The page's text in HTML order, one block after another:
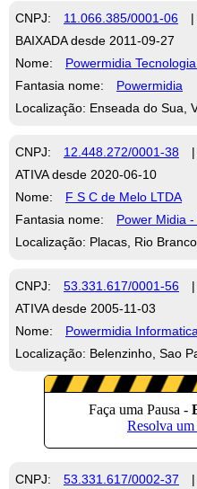
CNPJ: 11.066.385/0001-06
|
BAIXADA desde 2011-09-27
Nome:
Powermidia
Fantasia nome:
Powermidia
Localização: Enseada do Sua,
CNPJ: 12.448.272/0001-38
ATIVA desde 2020-06-10
Nome:
F S C de Melo LTDA
Fantasia nome:
Power Midia
Localização: Placas, Rio
CNPJ: 53.331.617/0001-56
ATIVA desde 2005-11-03
Nome:
Powermidia
Localização: Belenzinho, Sao
CNPJ: 53.331.617/0002-37